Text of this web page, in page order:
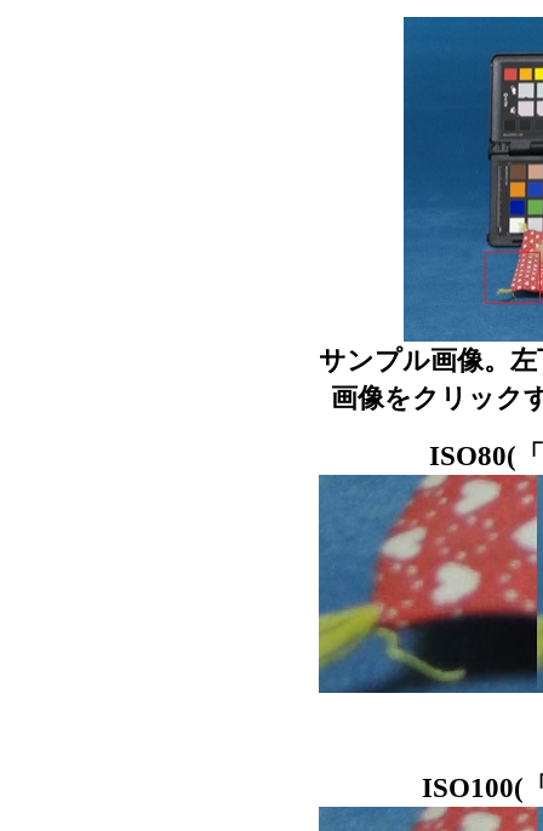
サンプル画像。
画像をクリック
ISO80(
ISO100(